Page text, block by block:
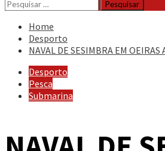
Pesquisar
por:
Home
Desporto
NAVAL DE SESIMBRA EM
Desporto
Pesca
Submarina